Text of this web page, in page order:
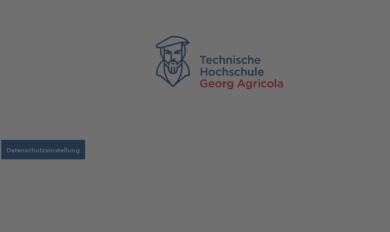
Datenschutzeinstellung